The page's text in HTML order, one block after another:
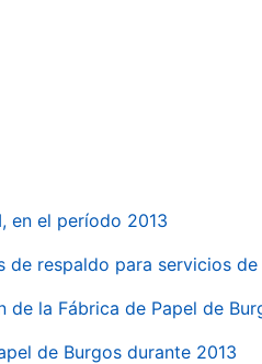
en el período 2013
respaldo para servicios de
la Fábrica de Papel de
de Burgos durante 2013